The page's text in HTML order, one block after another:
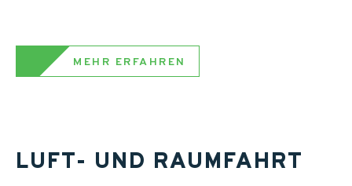
MEHR ERFAHREN
LUFT- UND RAUMFAHRT